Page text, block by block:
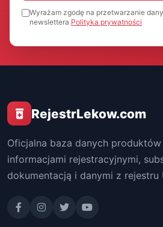
Wyrażam zgodę na przetwarzanie
newslettera Polityka prywatności
RejestrLekow.com
Oficjalna baza danych
informacjami rejestracyjnymi,
dokumentacją i danymi z rejestru